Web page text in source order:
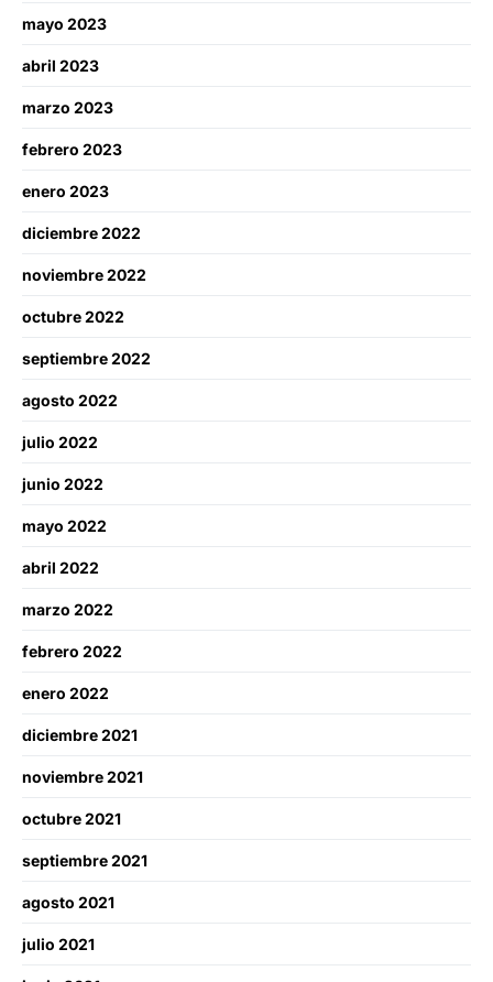
mayo 2023
abril 2023
marzo 2023
febrero 2023
enero 2023
diciembre 2022
noviembre 2022
octubre 2022
septiembre 2022
agosto 2022
julio 2022
junio 2022
mayo 2022
abril 2022
marzo 2022
febrero 2022
enero 2022
diciembre 2021
noviembre 2021
octubre 2021
septiembre 2021
agosto 2021
julio 2021